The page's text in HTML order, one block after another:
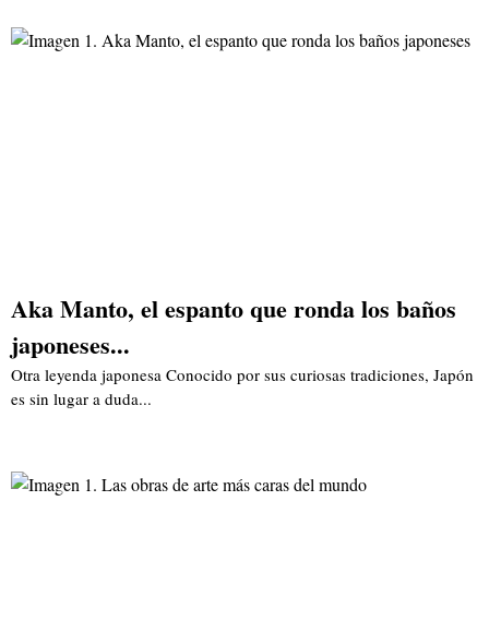
Aka Manto, el espanto que ronda los baños
japoneses...
Otra leyenda japonesa Conocido por sus curiosas tradiciones, Japón
es sin lugar a duda...